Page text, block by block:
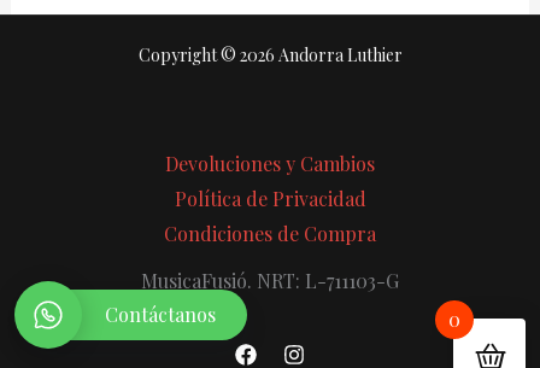
Copyright © 2026 Andorra Luthier
Devoluciones y Cambios
Política de Privacidad
Condiciones de Compra
MusicaFusió. NRT: L-711103-G
0
Contáctanos